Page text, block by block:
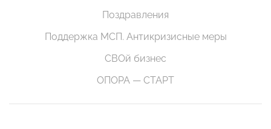
Поздравления
Поддержка МСП. Антикризисные меры
СВОй бизнес
ОПОРА — СТАРТ